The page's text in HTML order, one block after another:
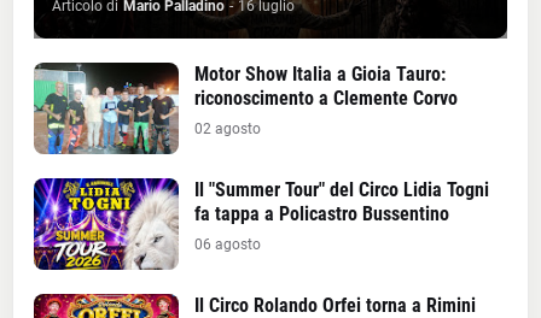
Articolo di Mario Palladino - 16 luglio
Motor Show Italia a Gioia Tauro:
riconoscimento a Clemente Corvo
02 agosto
Il "Summer Tour" del Circo Lidia Togni
fa tappa a Policastro Bussentino
06 agosto
Il Circo Rolando Orfei torna a Rimini